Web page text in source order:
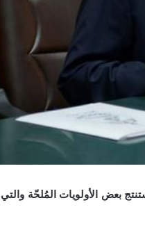
بعض الأولويات المُلحّة والتي